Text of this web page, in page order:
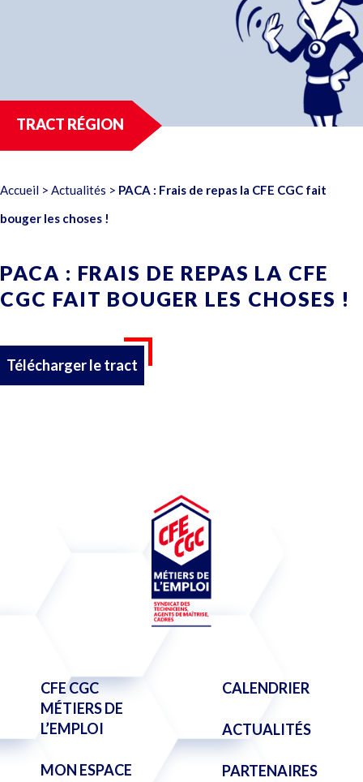
TRACT RÉGION
Accueil > Actualités > PACA : Frais de repas la CFE CGC fait
bouger les choses !
PACA : FRAIS DE REPAS LA CFE
CGC FAIT BOUGER LES CHOSES !
Télécharger le tract
CFE CGC
MÉTIERS DE
L’EMPLOI
MON ESPACE
CALENDRIER
ACTUALITÉS
PARTENAIRES